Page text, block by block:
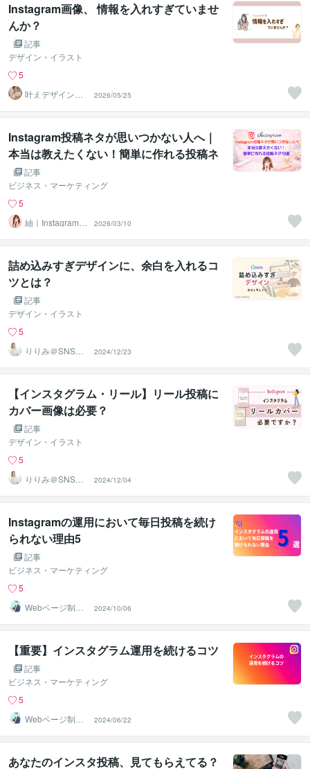
Instagram画像、 情報を入れすぎていませ
んか？
記事
デザイン・イラスト
5
叶えデザイン～K
anae Design～
2026/05/25
Instagram投稿ネタが思いつかない人へ｜
本当は教えたくない！簡単に作れる投稿ネ
タ10選
記事
ビジネス・マーケティング
5
紬｜Instagram運
用代行＆サポー
ト
2026/03/10
詰め込みすぎデザインに、余白を入れるコ
ツとは？
記事
デザイン・イラスト
5
りりみ＠SNSイ
ンスタ運用
2024/12/23
【インスタグラム・リール】リール投稿に
カバー画像は必要？
記事
デザイン・イラスト
5
りりみ＠SNSイ
ンスタ運用
2024/12/04
Instagramの運用において毎日投稿を続け
られない理由5
記事
ビジネス・マーケティング
5
Webページ制作
効率化｜AI構成
設計士
2024/10/06
【重要】インスタグラム運用を続けるコツ
記事
ビジネス・マーケティング
5
Webページ制作
効率化｜AI構成
設計士
2024/06/22
あなたのインスタ投稿、見てもらえてる？